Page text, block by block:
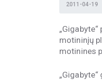
2011-04-19
motininįų
motinines